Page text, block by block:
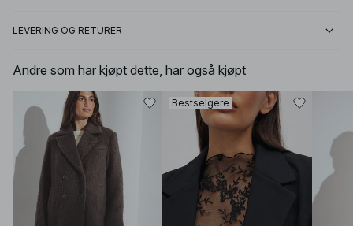
LEVERING OG RETURER
Andre som har kjøpt dette, har også kjøpt
Bestselgere